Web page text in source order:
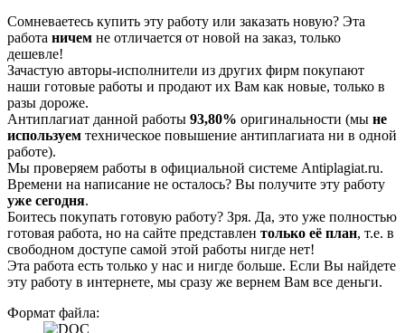
Сомневаетесь купить эту работу или заказать новую? Эта
работа ничем не отличается от новой на заказ, только
дешевле!
Зачастую авторы-исполнители из других фирм покупают
наши готовые работы и продают их Вам как новые, только в
разы дороже.
Антиплагиат данной работы 93,80% оригинальности (мы не
используем техническое повышение антиплагиата ни в одной
работе).
Мы проверяем работы в официальной системе Аntiplagiat.ru.
Времени на написание не осталось? Вы получите эту работу
уже сегодня.
Боитесь покупать готовую работу? Зря. Да, это уже полностью
готовая работа, но на сайте представлен только её план, т.е. в
свободном доступе самой этой работы нигде нет!
Эта работа есть только у нас и нигде больше. Если Вы найдете
эту работу в интернете, мы сразу же вернем Вам все деньги.
Формат файла: